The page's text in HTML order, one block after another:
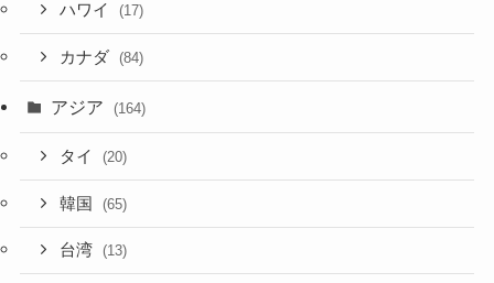
ハワイ (17)
カナダ (84)
アジア (164)
タイ (20)
韓国 (65)
台湾 (13)